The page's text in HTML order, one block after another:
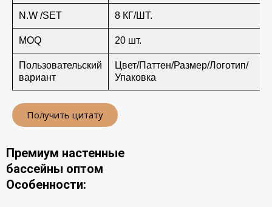
N.W /SET 8 КГ/ШТ.
MOQ 20 шт.
Пользовательский
вариант
Цвет/Паттен/Размер/Логотип/
Упаковка
Получить цитату
Премиум настенные
бассейны оптом
Особенности: